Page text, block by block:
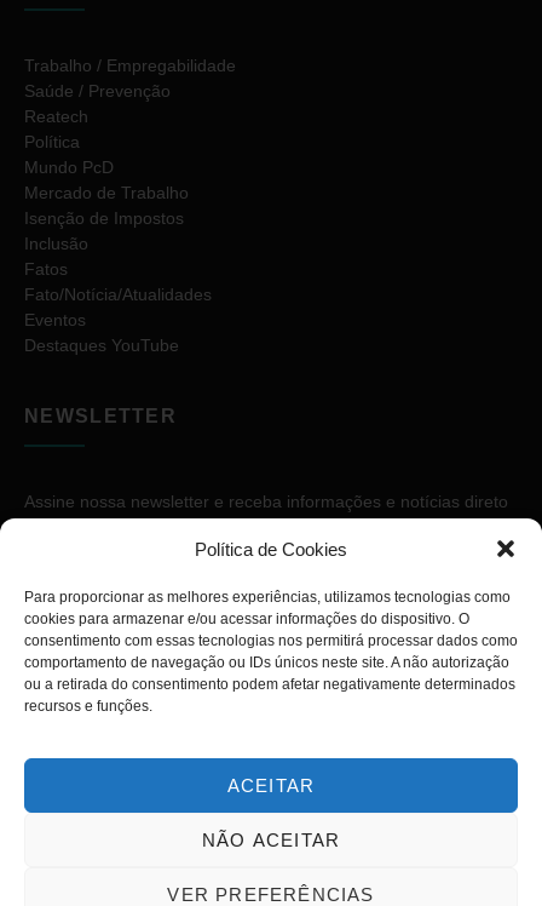
Política de Cookies
Para proporcionar as melhores experiências, utilizamos tecnologias como
cookies para armazenar e/ou acessar informações do dispositivo. O
consentimento com essas tecnologias nos permitirá processar dados como
comportamento de navegação ou IDs únicos neste site. A não autorização
ou a retirada do consentimento podem afetar negativamente determinados
recursos e funções.
ACEITAR
NÃO ACEITAR
VER PREFERÊNCIAS
Trabalho / Empregabilidade
Saúde / Prevenção
Reatech
Política
Mundo PcD
Mercado de Trabalho
Isenção de Impostos
Inclusão
Fatos
Fato/Notícia/Atualidades
Eventos
Destaques YouTube
NEWSLETTER
Assine nossa newsletter e receba informações e notícias direto
Copyright © 2026. Diário PcD. Todos os direitos reservados.